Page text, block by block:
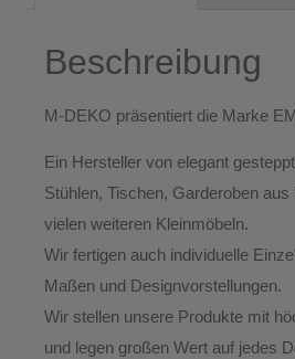
Beschreibung
M-DEKO präsentiert die Marke
Ein Hersteller von elegant
Stühlen, Tischen, Garderoben aus
vielen weiteren Kleinmöbeln.
Wir fertigen auch individuelle
Maßen und Designvorstellungen.
Wir stellen unsere Produkte mit
und legen großen Wert auf jedes